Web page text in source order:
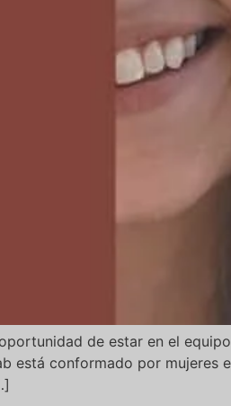
de estar en el
está conformado por mujeres